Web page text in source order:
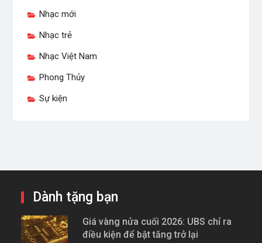
Nhạc mới
Nhạc trẻ
Nhạc Việt Nam
Phong Thủy
Sự kiện
Dành tặng bạn
Giá vàng nửa cuối 2026: UBS chỉ ra
điều kiện để bật tăng trở lại